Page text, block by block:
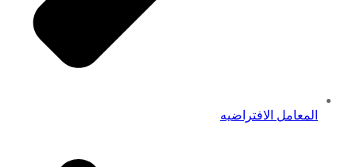
المعامل الافتراضيه